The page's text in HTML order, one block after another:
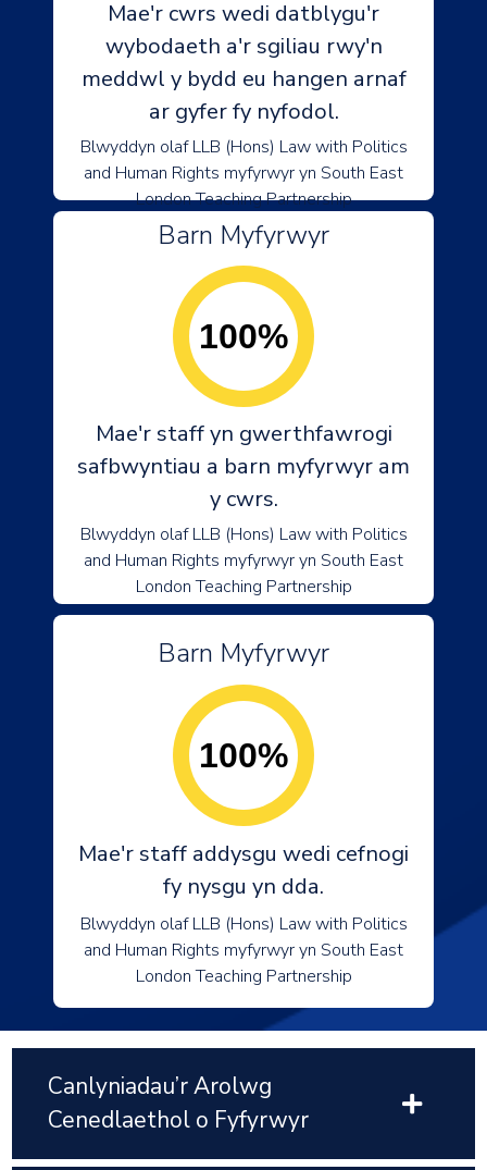
Mae'r cwrs wedi datblygu'r
wybodaeth a'r sgiliau rwy'n
meddwl y bydd eu hangen arnaf
ar gyfer fy nyfodol.
Blwyddyn olaf LLB (Hons) Law with Politics
and Human Rights myfyrwyr yn South East
London Teaching Partnership
Barn Myfyrwyr
100%
Mae'r staff yn gwerthfawrogi
safbwyntiau a barn myfyrwyr am
y cwrs.
Blwyddyn olaf LLB (Hons) Law with Politics
and Human Rights myfyrwyr yn South East
London Teaching Partnership
Barn Myfyrwyr
100%
Mae'r staff addysgu wedi cefnogi
fy nysgu yn dda.
Blwyddyn olaf LLB (Hons) Law with Politics
and Human Rights myfyrwyr yn South East
London Teaching Partnership
Canlyniadau’r Arolwg
Cenedlaethol o Fyfyrwyr